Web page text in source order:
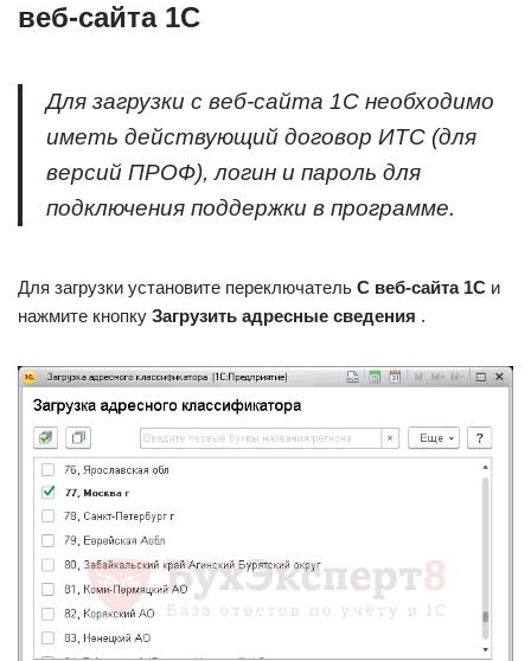
веб-сайта 1С
Для загрузки с веб-сайта 1С необходимо
иметь действующий договор ИТС (для
версий ПРОФ), логин и пароль для
подключения поддержки в программе.
Для загрузки установите переключатель С веб-сайта 1С и
нажмите кнопку Загрузить адресные сведения .